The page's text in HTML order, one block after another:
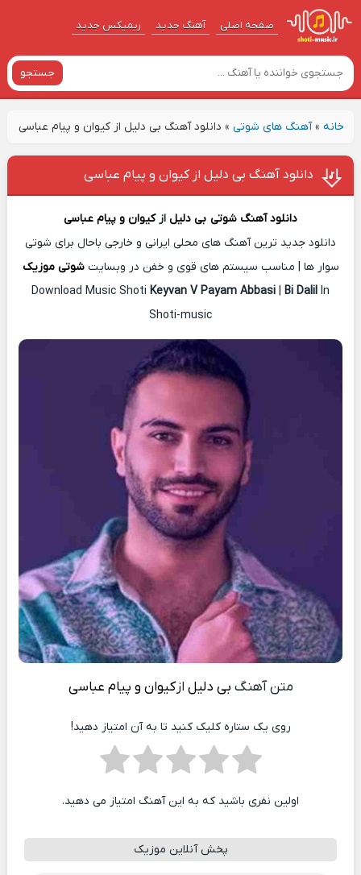
صفحه اصلی آهنگ‌ جدید ریمیکس جدید
جستجو
خانه»آهنگ های شوتی» دانلود آهنگ بی دلیل از کیوان و پیام عباسی
دانلود آهنگ بی دلیل از کیوان و پیام عباسی
دانلود آهنگ شوتی بی دلیل ازکیوان و پیام عباسی
دانلود جدید ترین آهنگ های محلی ایرانی و خارجی باحال برای شوتی
سوار ها | مناسب سیستم های قوی و خفن در وبسایتشوتی موزیک
Download Music Shoti Keyvan V Payam Abbasi Bi Dalil In
Shoti-music
متن آهنگ بی دلیل ازکیوان و پیام عباسی
روی یک ستاره کلیک کنید تا به آن امتیاز دهید!
اولین نفری باشید که به این آهنگ امتیاز می دهید.
پخش آنلاین موزیک